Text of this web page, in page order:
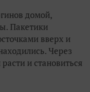
домой,
Пакетики
вверх и
Через
и становиться